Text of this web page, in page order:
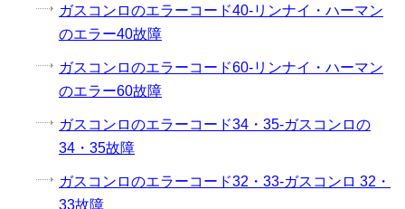
ガスコンロのエラーコード40-リンナイ・ハーマン
のエラー40故障
ガスコンロのエラーコード60-リンナイ・ハーマン
のエラー60故障
ガスコンロのエラーコード34・35-ガスコンロの
34・35故障
ガスコンロのエラーコード32・33-ガスコンロ 32・
33故障